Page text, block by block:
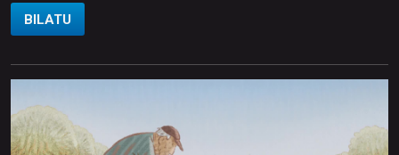
BILATU